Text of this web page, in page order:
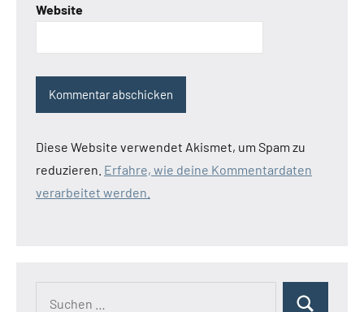
Website
Diese Website verwendet Akismet, um Spam zu
reduzieren. Erfahre, wie deine Kommentardaten
verarbeitet werden.